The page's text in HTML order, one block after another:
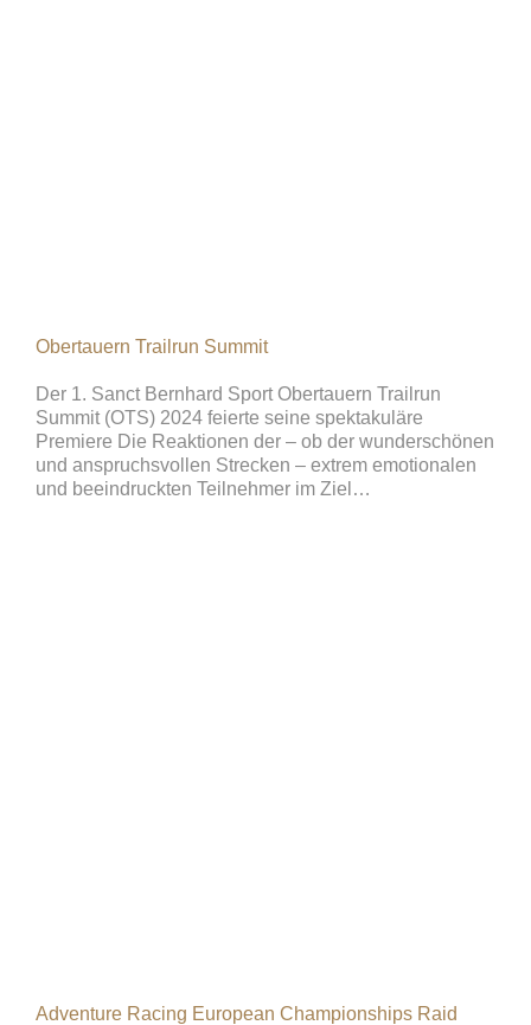
Obertauern Trailrun Summit
Der 1. Sanct Bernhard Sport Obertauern Trailrun
Summit (OTS) 2024 feierte seine spektakuläre
Premiere Die Reaktionen der – ob der wunderschönen
und anspruchsvollen Strecken – extrem emotionalen
und beeindruckten Teilnehmer im Ziel…
Adventure Racing European Championships Raid